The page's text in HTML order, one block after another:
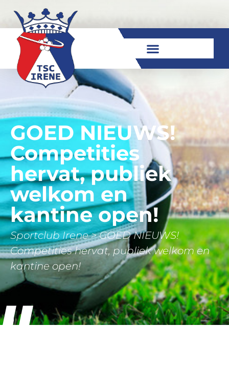
GOED NIEUWS!
Competities
hervat, publiek
welkom en
kantine open!
Sportclub Irene>GOED NIEUWS!
Competities hervat, publiek welkom en
kantine open!